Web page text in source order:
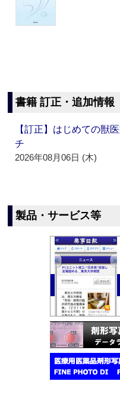
書籍 訂正・追加情報
【訂正】はじめての獣
チ
2026年08月06日 (木)
製品・サービス等